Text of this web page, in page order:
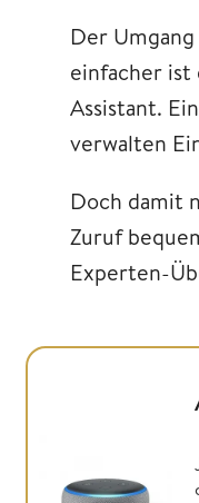
Der
einfacher ist
Assistant.
verwalten
Doch damit
Zuruf
Experten-